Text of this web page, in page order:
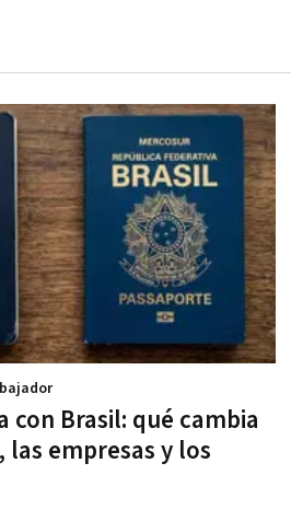
con Brasil: qué cambia
empresas y los